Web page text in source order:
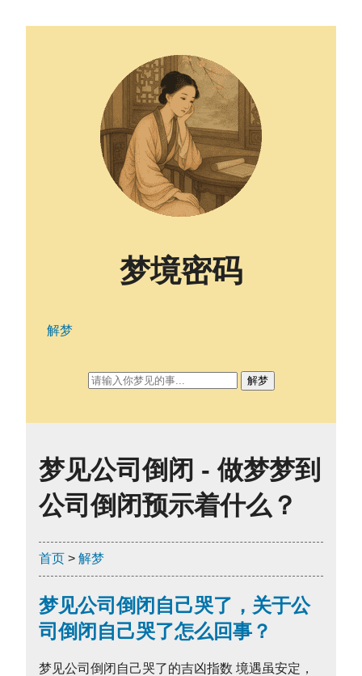
梦见公司倒闭 - 做梦梦到
公司倒闭预示着什么？
首页 > 解梦
梦见公司倒闭自己哭了，关于公
司倒闭自己哭了怎么回事？
梦见公司倒闭自己哭了的吉凶指数 境遇虽安定，
梦境密码
解梦
解梦